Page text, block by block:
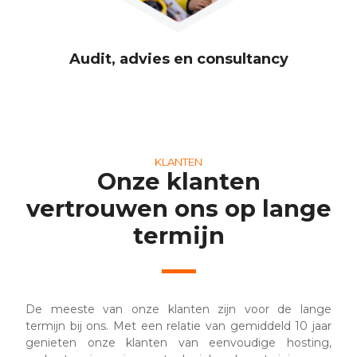
Audit, advies en consultancy
KLANTEN
Onze klanten
vertrouwen ons op lange
termijn
De meeste van onze klanten zijn voor de lange
termijn bij ons. Met een relatie van gemiddeld 10 jaar
genieten onze klanten van eenvoudige hosting,